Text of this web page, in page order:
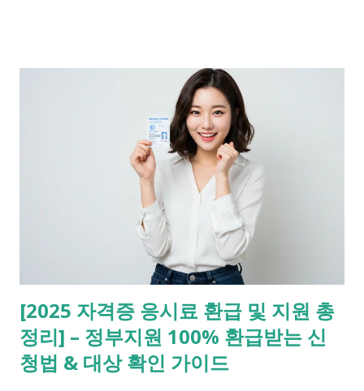
필요한 국제 자격증은 무엇이며, 언어 점수와는 어떻게 조합하나
요? A. 직무별(IT·엔지니어링·경영·서비스) 핵심 국제 자격을 우선
정하고, 공고 언어 요건에 맞춰 토익·토플·IELTS·HSK 등을 합칩
니다. 언어는 ‘입장권’, 자격은 ‘직무 증명’으로 역할이 다르니 병행
설계가 정답입니다. 1. 해외 취업 로드맵: 언어+국제 자격의 투트
랙 처음 준비하면 무엇부터 해야 할지 순서가 헷갈립니다. 이 섹
션은 핵심 로드맵, 직군별 우선순위, 6개월 설계 예시를 다룹니다.
언어 점수는 지원 자격을 열고, 국제 자격증은 채용의 당락을 좌
우합니다. 1-1. 직군별 핵심 조합 먼저 정하기 데이터 분석을 목표
로 한 L 씨는 IELTS만 파다가 면접 문턱을 못 넘겼죠. 직무 증명
의 구멍이었습니다. 직군별로 우선 자격을 고르세요. IT는 클라우
드·데이터, 엔지니어링은 안전·품질, 경영은 프로젝트·재무 자격이
기본 축입니다. 언어는 공고 최소 기준을 맞추는 전략으로 병행합
니다. 그다음 6개월 로드맵을 짭니다. 0~2개월 기초·용어, 3~4개
[2025 자격증 응시료 환급 및 지원 총
정리] – 정부지원 100% 환급받는 신
청법 & 대상 확인 가이드